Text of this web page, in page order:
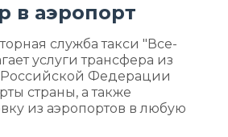
в аэропорт
служба такси "Все-
услуги трансфера из
Российской Федерации
страны, а также
из аэропортов в любую